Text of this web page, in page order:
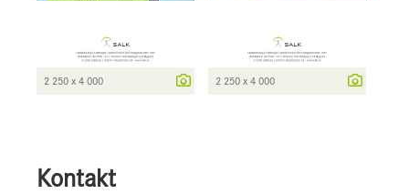
2 250 x 4 000 2 250 x 4 000
Kontakt